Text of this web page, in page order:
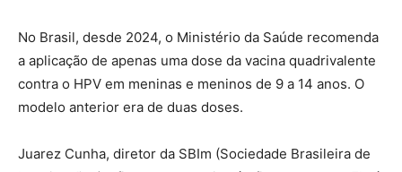
No Brasil, desde 2024, o Ministério da Saúde recomenda
a aplicação de apenas uma dose da vacina quadrivalente
contra o HPV em meninas e meninos de 9 a 14 anos. O
modelo anterior era de duas doses.
Juarez Cunha, diretor da SBIm (Sociedade Brasileira de